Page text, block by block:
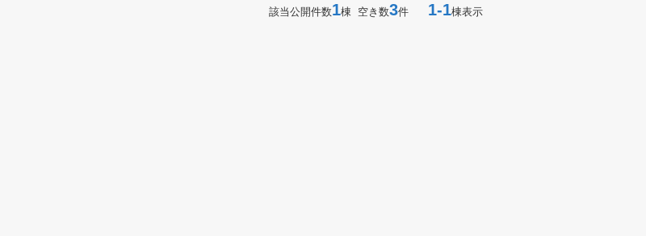
該当公開件数1棟 空き数3件 1-1棟表示